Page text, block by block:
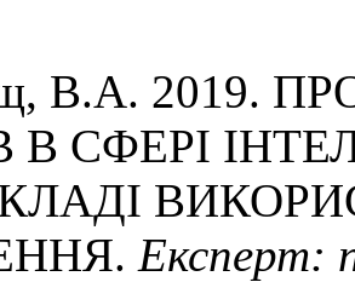
В.А. 2019.
В СФЕРІ
Експерт: